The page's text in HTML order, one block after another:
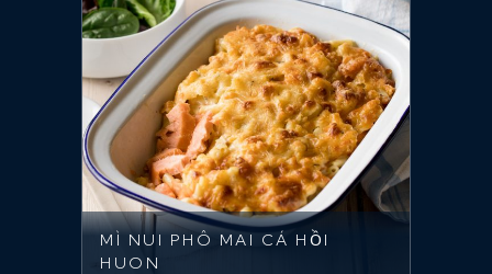
MÌ NUI PHÔ MAI CÁ HỒI
HUON